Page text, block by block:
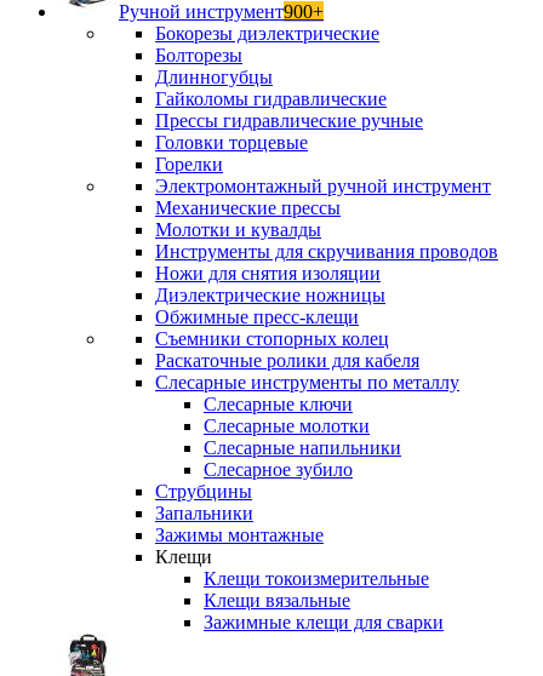
Ручной инструмент900+
Бокорезы диэлектрические
Болторезы
Длинногубцы
Гайколомы гидравлические
Прессы гидравлические ручные
Головки торцевые
Горелки
Электромонтажный ручной инструмент
Механические прессы
Молотки и кувалды
Инструменты для скручивания проводов
Ножи для снятия изоляции
Диэлектрические ножницы
Обжимные пресс-клещи
Съемники стопорных колец
Раскаточные ролики для кабеля
Слесарные инструменты по металлу
Слесарные ключи
Слесарные молотки
Слесарные напильники
Слесарное зубило
Струбцины
Запальники
Зажимы монтажные
Клещи
Клещи токоизмерительные
Клещи вязальные
Зажимные клещи для сварки